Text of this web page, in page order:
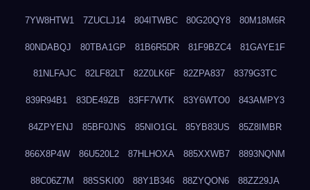
7YW8HTW1 7ZUCLJ14 804ITWBC 80G20QY8 80M18M6R
80NDABQJ 80TBA1GP 81B6R5DR 81F9BZC4 81GAYE1F
81NLFAJC 82LF82LT 82Z0LK6F 82ZPA837 8379G3TC
839R94B1 83DE49ZB 83FF7WTK 83Y6WTO0 843AMPY3
84ZPYENJ 85BF0JNS 85NIO1GL 85YB83US 85Z8IMBR
866X8P4W 86U520L2 87HLHOXA 885XXWB7 8893NQNM
88C06Z7M 88SSKI00 88Y1B346 88ZYQON6 88ZZ29JA